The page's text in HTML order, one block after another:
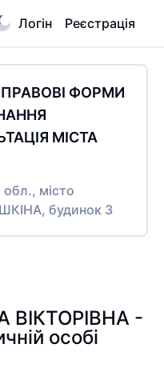
Логін Реєстрація
ПРАВОВІ ФОРМИ
МІСТА
місто
будинок 3
-
особі